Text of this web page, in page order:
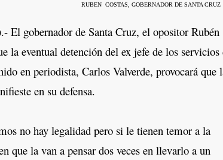
RUBEN COSTAS, GOBERNADOR DE SANTA CRUZ
gobernador de Santa Cruz, el opositor Rubén
la eventual detención del ex jefe de los servicios
en periodista, Carlos Valverde, provocará que
en su defensa.
no hay legalidad pero si le tienen temor a la
que la van a pensar dos veces en llevarlo a un